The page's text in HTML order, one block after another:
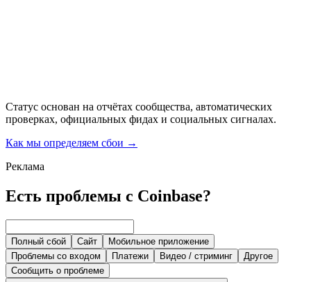
Статус основан на отчётах сообщества, автоматических
проверках, официальных фидах и социальных сигналах.
Как мы определяем сбои →
Реклама
Есть проблемы с Coinbase?
Полный сбой Сайт
Мобильное приложение
Проблемы со входом
Платежи Видео / стриминг
Другое
Сообщить о проблеме